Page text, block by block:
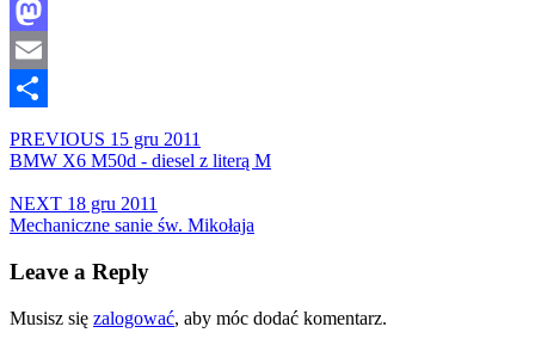
Facebook
Mastodon
Email
PREVIOUS 15 gru 2011
BMW X6 M50d - diesel z literą M
NEXT 18 gru 2011
Mechaniczne sanie św. Mikołaja
Leave a Reply
Musisz się zalogować, aby móc dodać komentarz.